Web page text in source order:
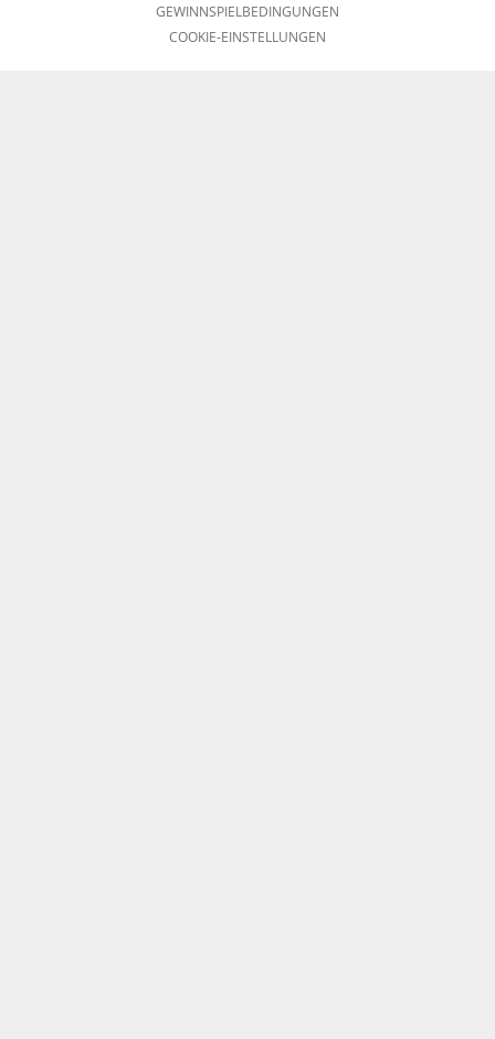
GEWINNSPIELBEDINGUNGEN
COOKIE-EINSTELLUNGEN